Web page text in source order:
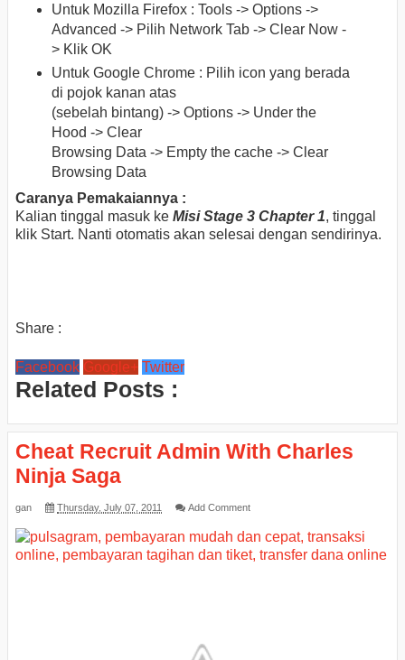
Untuk Mozilla Firefox : Tools -> Options ->
Advanced -> Pilih Network Tab -> Clear Now -
> Klik OK
Untuk Google Chrome : Pilih icon yang berada
di pojok kanan atas
(sebelah bintang) -> Options -> Under the
Hood -> Clear
Browsing Data -> Empty the cache -> Clear
Browsing Data
Caranya Pemakaiannya :
Kalian tinggal masuk ke Misi Stage 3 Chapter 1, tinggal
klik Start. Nanti otomatis akan selesai dengan sendirinya.
Share :
Facebook Google+ Twitter
Related Posts :
Cheat Recruit Admin With Charles
Ninja Saga
gan Thursday, July 07, 2011 Add Comment